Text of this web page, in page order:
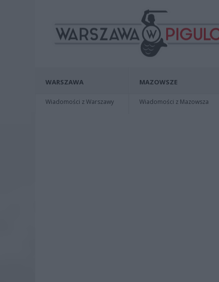
WARSZAWA
Wiadomości z Warszawy
MAZOWSZE
Wiadomości z Mazowsza